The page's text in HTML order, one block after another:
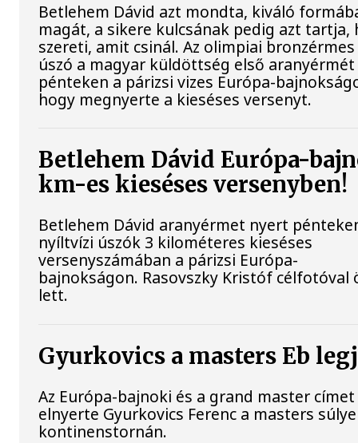
Betlehem Dávid azt mondta, kiváló
magát, a sikere kulcsának pedig azt tartja,
szereti, amit csinál. Az olimpiai
úszó a magyar küldöttség első
pénteken a párizsi vizes Európa-
hogy megnyerte a kieséses versenyt.
Betlehem Dávid Európa-
km-es kieséses versenyben!
Betlehem Dávid aranyérmet nyert
nyíltvízi úszók 3 kilométeres kieséses
versenyszámában a párizsi Európa-
bajnokságon. Rasovszky Kristóf célfotóval
lett.
Gyurkovics a masters Eb
Az Európa-bajnoki és a grand master
elnyerte Gyurkovics Ferenc a masters
kontinenstornán.